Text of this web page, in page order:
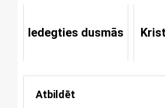
Iedegties dusmās
Atbildēt